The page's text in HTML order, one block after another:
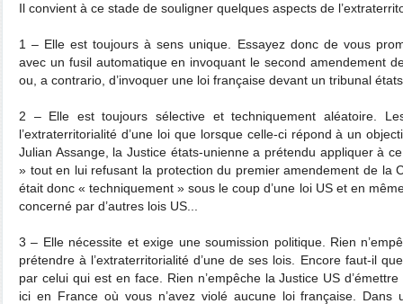
Il convient à ce stade de souligner quelques aspects de
1 – Elle est toujours à sens unique. Essayez donc de vous
avec un fusil automatique en invoquant le second amendement
ou, a contrario, d’invoquer une loi française devant un tribunal
2 – Elle est toujours sélective et techniquement aléatoire.
l’extraterritorialité d’une loi que lorsque celle-ci répond à un
Julian Assange, la Justice états-unienne a prétendu appliquer à
» tout en lui refusant la protection du premier amendement de la
était donc « techniquement » sous le coup d’une loi US et en
concerné par d’autres lois US...
3 – Elle nécessite et exige une soumission politique. Rien
prétendre à l’extraterritorialité d’une de ses lois. Encore faut-il
par celui qui est en face. Rien n’empêche la Justice US
ici en France où vous n’avez violé aucune loi française.